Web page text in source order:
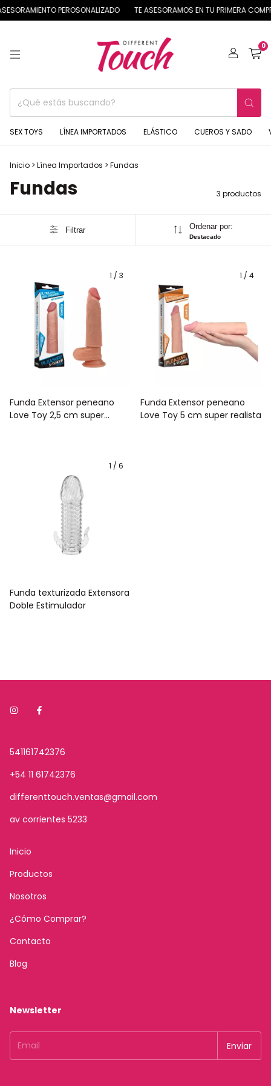
PEROSONALIZADO TE ASESORAMOS EN TU PRIMERA
0
SEX TOYS LÍNEA IMPORTADOS ELÁSTICO CUEROS Y SADO
Inicio > Línea Importados > Fundas
Fundas 3 productos
Filtrar Ordenar por:
Destacado
1 / 3
Funda Extensor peneano
Love Toy 2,5 cm super
1 / 4
Funda Extensor peneano
Love Toy 5 cm super realista
1 / 6
Funda texturizada Extensora
Doble Estimulador
541161742376
+54 11 61742376
differenttouch.ventas@gmail.com
av corrientes 5233
Inicio
Productos
Nosotros
¿Cómo Comprar?
Contacto
Blog
Newsletter